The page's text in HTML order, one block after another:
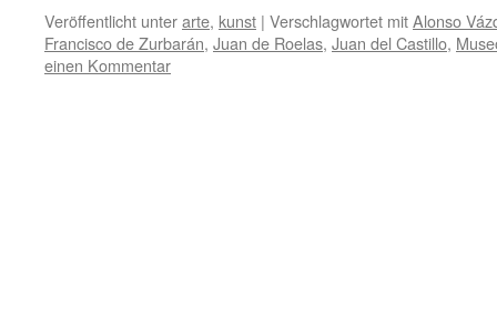
Veröffentlicht unterarte, kunst | Verschlagwortet mitAlonso
Francisco de Zurbarán, Juan de Roelas, Juan del Castillo,
einen Kommentar